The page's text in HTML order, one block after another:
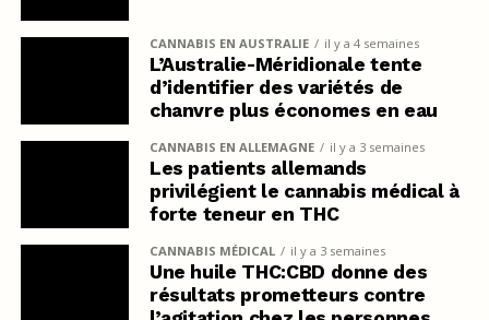
CANNABIS EN AUSTRALIE il y a 4 semaines
L’Australie-Méridionale tente
d’identifier des variétés de
chanvre plus économes en eau
CANNABIS EN ALLEMAGNE il y a 3 semaines
Les patients allemands
privilégient le cannabis médical à
forte teneur en THC
CANNABIS MÉDICAL il y a 3 semaines
Une huile THC:CBD donne des
résultats prometteurs contre